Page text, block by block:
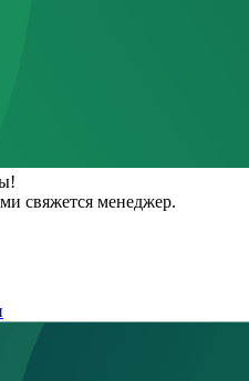
свяжется менеджер.